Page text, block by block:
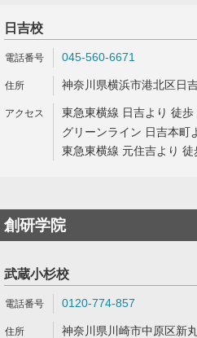
日吉校
045-560-6671
神奈川県横浜市港北区日
東急東横線 日吉より 徒歩
グリーンライン 日吉本町
東急東横線 元住吉より
創研学院
武蔵小杉校
0120-774-857
神奈川県川崎市中原区新